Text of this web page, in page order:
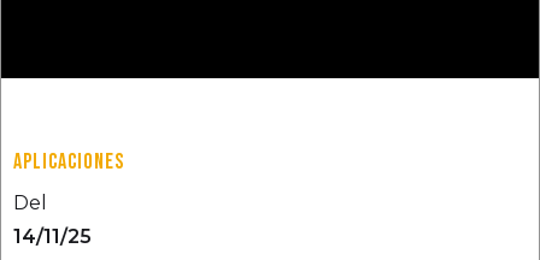
APLICACIONES
Del
14/11/25